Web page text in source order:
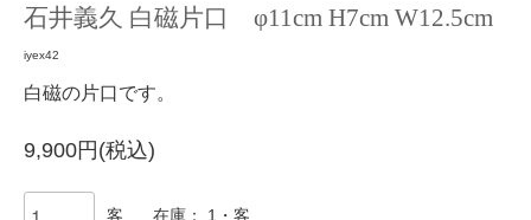
石井義久 白磁片口 φ11cm H7cm W12.5cm
iyex42
白磁の片口です。
9,900円(税込)
客 在庫： 1・客